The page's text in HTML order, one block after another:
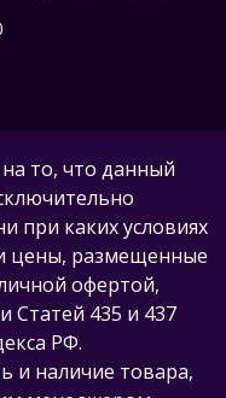
то, что данный
при каких условиях
цены, размещенные
офертой,
Статей 435 и 437
РФ.
и наличие товара,